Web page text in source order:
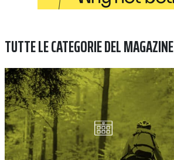
TUTTE LE CATEGORIE DEL MAGAZINE